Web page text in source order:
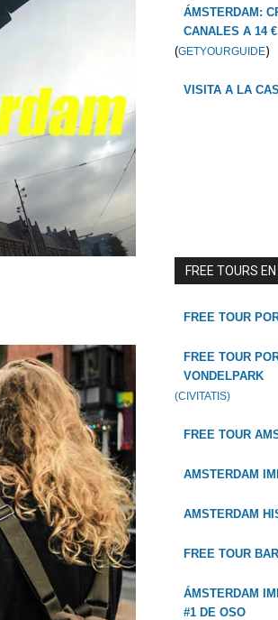
ÁMSTERDAM:
CANALES A 14 €
(GETYOURGUIDE)
VISITA A LA
FREE TOURS
FREE TOUR
FREE TOUR
VONDELPARK
(CIVITATIS)
FREE TOUR
AMSTERDAM
AMSTERDAM
FREE TOUR
ÁMSTERDAM
#1 DE OSO